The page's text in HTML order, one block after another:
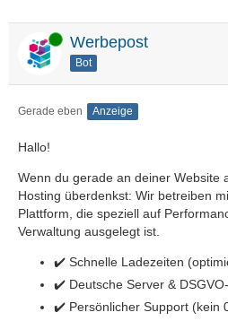
Online Werbepost
Bot
Gerade eben Anzeige
Hallo!
Wenn du gerade an deiner Website
Hosting überdenkst: Wir betreiben
Plattform, die speziell auf
Verwaltung ausgelegt ist.
✔️ Schnelle Ladezeiten
✔️ Deutsche Server &
✔️ Persönlicher Support (kein